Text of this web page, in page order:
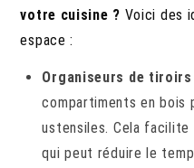
votre cuisine ? Voici des
espace :
Organiseurs de
compartiments en bois
ustensiles. Cela facilite
qui peut réduire le